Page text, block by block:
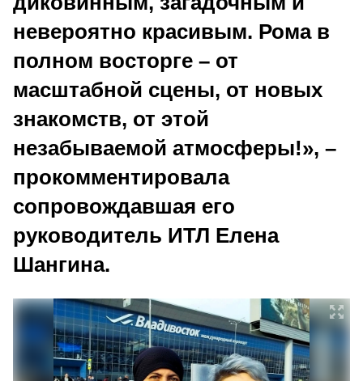
невероятно красивым. Рома в
полном восторге – от
масштабной сцены, от новых
знакомств, от этой
незабываемой атмосферы!», –
прокомментировала
сопровождавшая его
руководитель ИТЛ Елена
Шангина.